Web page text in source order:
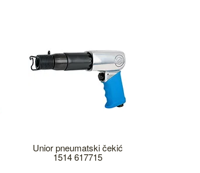
Unior pneumatski čekić
1514 617715